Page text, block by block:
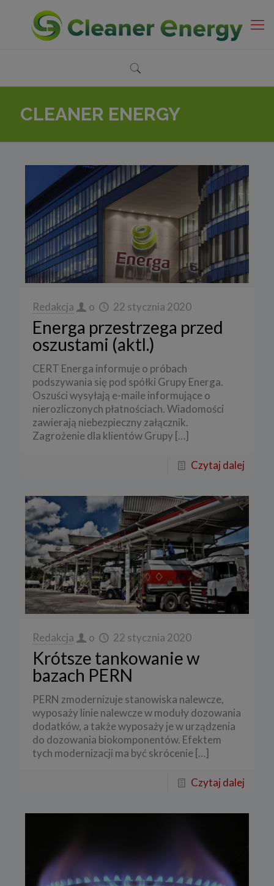
CLEANER ENERGY
Redakcja o 22 stycznia 2020
Energa przestrzega przed
oszustami (aktl.)
CERT Energa informuje o próbach
podszywania się pod spółki Grupy Energa.
Oszuści wysyłają e-maile informujące o
nierozliczonych płatnościach. Wiadomości
zawierają niebezpieczny załącznik.
Zagrożenie dla klientów Grupy […]
Czytaj dalej
Redakcja o 22 stycznia 2020
Krótsze tankowanie w
bazach PERN
PERN zmodernizuje stanowiska nalewcze,
wyposaży linie nalewcze w moduły dozowania
dodatków, a także wyposaży je w urządzenia
do dozowania biokomponentów. Efektem
tych modernizacji ma być skrócenie […]
Czytaj dalej